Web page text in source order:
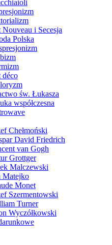
Nouveau i Secesja
Polska
déco
św. Łukasza
współczesna
Chełmoński
David Friedrich
van Gogh
Grottger
Malczewski
Matejko
Monet
Szermentowski
Turner
Wyczółkowski